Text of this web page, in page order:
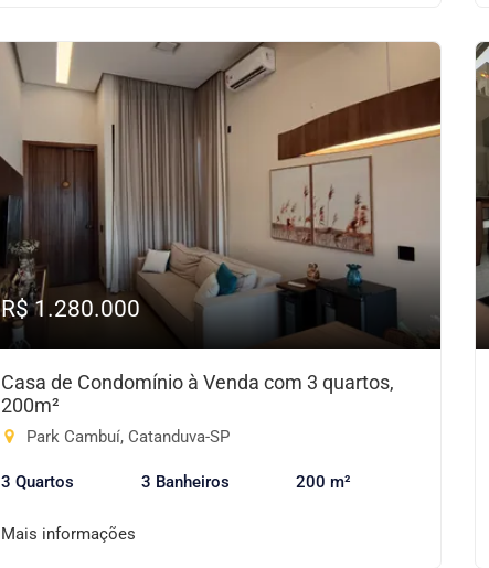
R$ 1.280.000
Casa de Condomínio à Venda com 3 quartos,
200m²
Park Cambuí, Catanduva-SP
3 Quartos 3 Banheiros 200 m²
Mais informações